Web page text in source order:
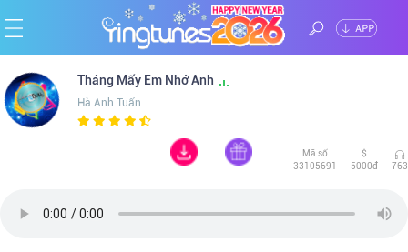
ĐĂNG
NHẬP
Trang
chủ
Ca
đề
Thể
Tháng Mấy Em Nhớ Anh
Hà Anh Tuấn
Mã số
33105691
$
5000đ
763